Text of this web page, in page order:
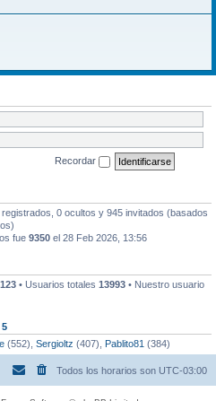
Recordar
0 ocultos y 945 invitados (basados
fue 9350 el 28 Feb 2026, 13:56
• Usuarios totales 13993 • Nuestro usuario
5
(552), Sergioltz (407), Pablito81 (384)
Todos los horarios son UTC-03:00